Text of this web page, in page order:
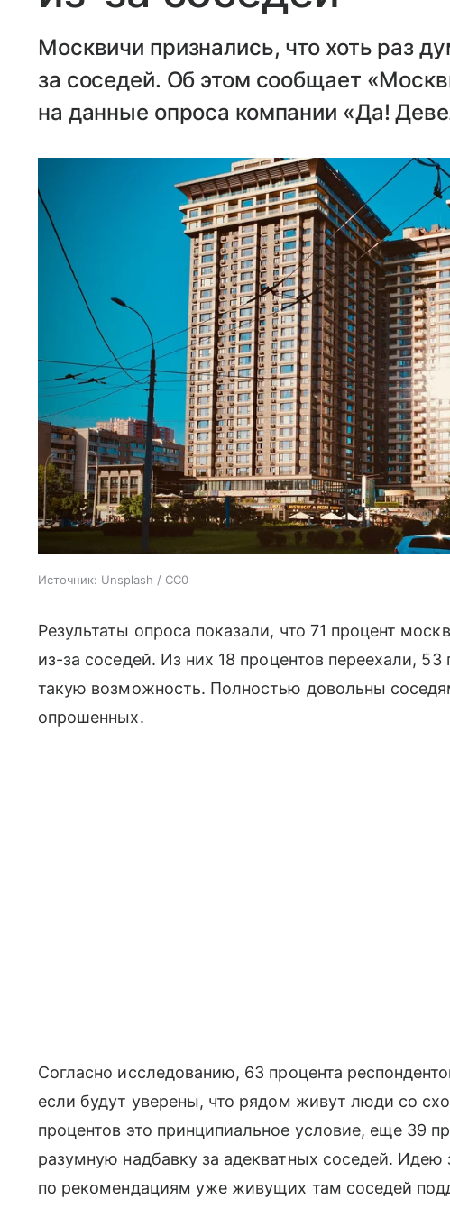
Москвичи признались, что хоть раз
за соседей. Об этом сообщает
на данные опроса компании «Да!
Источник: Unsplash / CC0
Результаты опроса показали, что 71 процент
из-за соседей. Из них 18 процентов переехали,
такую возможность. Полностью довольны
опрошенных.
Согласно исследованию, 63 процента
если будут уверены, что рядом живут люди со
процентов это принципиальное условие, еще 39
разумную надбавку за адекватных соседей. Идею
по рекомендациям уже живущих там соседей